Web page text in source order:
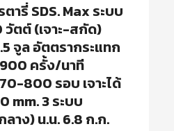
ตารี่ SDS. Max ระบบ
วัตต์ (เจาะ-สกัด)
จูล อัตตรากระแทก
ครั้ง/นาที
800 รอบ เจาะได้
mm. 3 ระบบ
าง) น.น. 6.8 ก.ก.